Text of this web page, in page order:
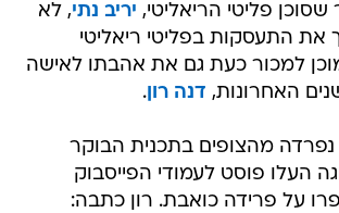
פליטי הריאליטי, יריב נתי, לא
את התעסקות בפליטי ריאליטי
למכור כעת גם את אהבתו לאישה
דנה רון.
נפרדה מהצופים בתכנית הבוקר
העלו פוסט לעמודי הפייסבוק
על פרידה כואבת. רון כתבה: